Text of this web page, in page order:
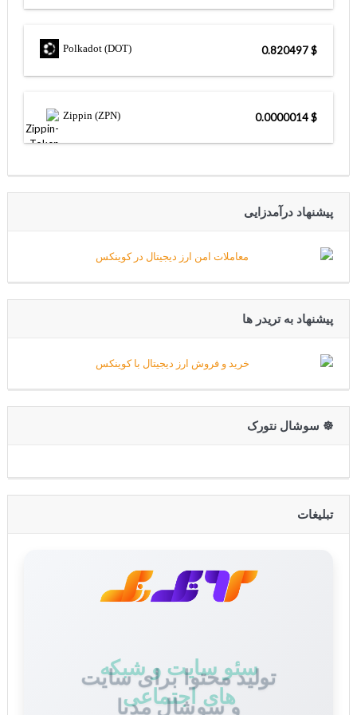
Polkadot (DOT) $ 0.820497
Zippin (ZPN) $ 0.0000014
پیشنهاد درآمدزایی
پیشنهاد به تریدر ها
☸️ سوشال نتورک
تبلیغات
تولید محتوا برای سایت
و سوشال مدیا